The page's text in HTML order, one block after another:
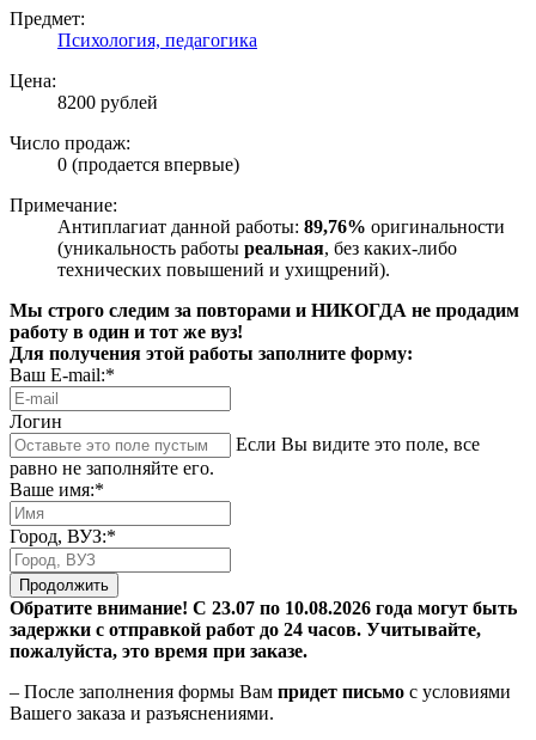
Предмет:
Психология, педагогика
Цена:
8200 рублей
Число продаж:
0 (продается впервые)
Примечание:
Антиплагиат данной работы: 89,76% оригинальности
(уникальность работы реальная, без каких-либо
технических повышений и ухищрений).
Мы строго следим за повторами и НИКОГДА не продадим
работу в один и тот же вуз!
Для получения этой работы заполните форму:
Ваш E-mail:*
Логин
Если Вы видите это поле, все
равно не заполняйте его.
Ваше имя:*
Город, ВУЗ:*
Продолжить
Обратите внимание! С 23.07 по 10.08.2026 года могут быть
задержки с отправкой работ до 24 часов. Учитывайте,
пожалуйста, это время при заказе.
– После заполнения формы Вам придет письмо с условиями
Вашего заказа и разъяснениями.